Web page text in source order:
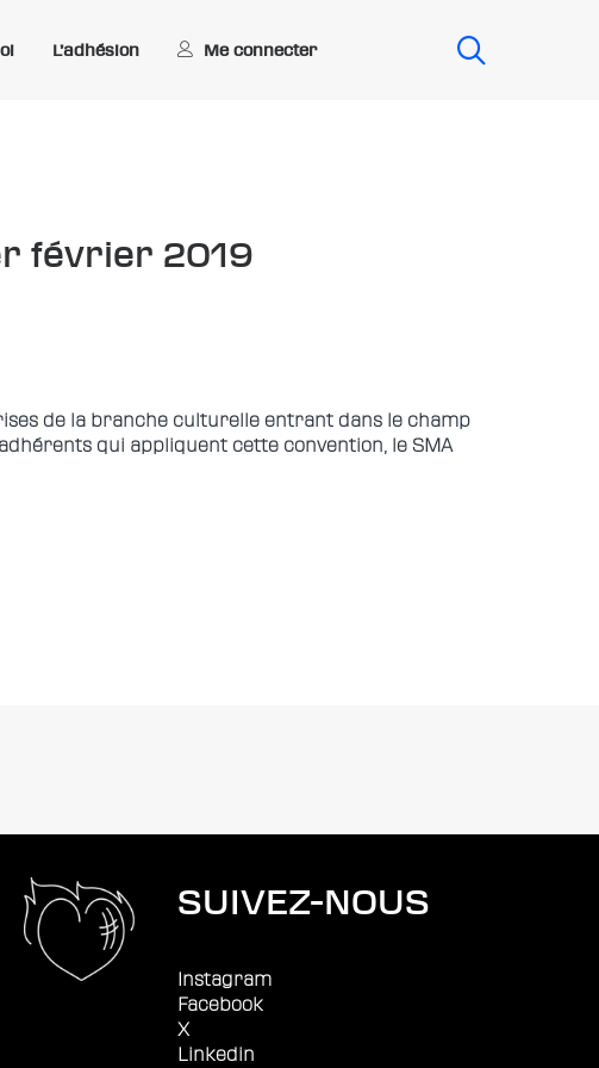
L’adhésion Me connecter
février 2019
de la branche culturelle entrant dans le champ
qui appliquent cette convention, le SMA
SUIVEZ-NOUS
Instagram
Facebook
X
Linkedin